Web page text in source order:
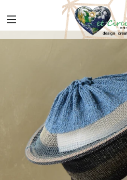
Sitenavigatie